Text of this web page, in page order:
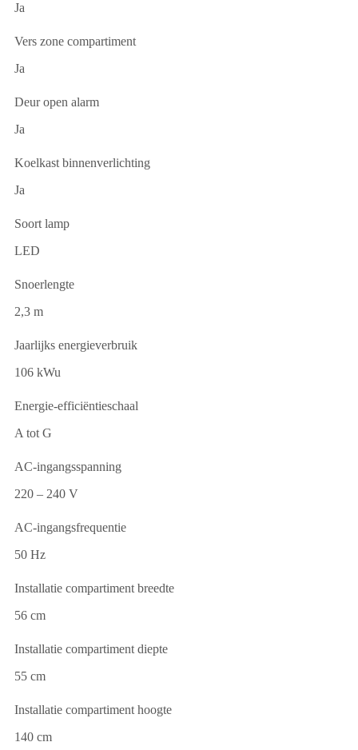
Ja
Vers zone compartiment
Ja
Deur open alarm
Ja
Koelkast binnenverlichting
Ja
Soort lamp
LED
Snoerlengte
2,3 m
Jaarlijks energieverbruik
106 kWu
Energie-efficiëntieschaal
A tot G
AC-ingangsspanning
220 – 240 V
AC-ingangsfrequentie
50 Hz
Installatie compartiment breedte
56 cm
Installatie compartiment diepte
55 cm
Installatie compartiment hoogte
140 cm